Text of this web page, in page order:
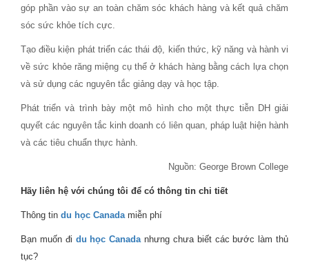
góp phần vào sự an toàn chăm sóc khách hàng và kết quả chăm
sóc sức khỏe tích cực.
Tạo điều kiện phát triển các thái độ, kiến ​​thức, kỹ năng và hành vi
về sức khỏe răng miệng cụ thể ở khách hàng bằng cách lựa chọn
và sử dụng các nguyên tắc giảng dạy và học tập.
Phát triển và trình bày một mô hình cho một thực tiễn DH giải
quyết các nguyên tắc kinh doanh có liên quan, pháp luật hiện hành
và các tiêu chuẩn thực hành.
Nguồn: George Brown College
Hãy liên hệ với chúng tôi để có thông tin chi tiết
Thông tin du học Canadamiễn phí
Bạn muốn đi du học Canadanhưng chưa biết các bước làm thủ
tục?